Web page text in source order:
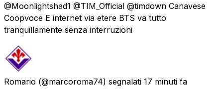
@Moonlightshad1 @TIM_Official @timdown Canavese
Coopvoce E internet via etere BTS va tutto
tranquillamente senza interruzioni
Romario (@marcoroma74) segnalati 17 minuti fa